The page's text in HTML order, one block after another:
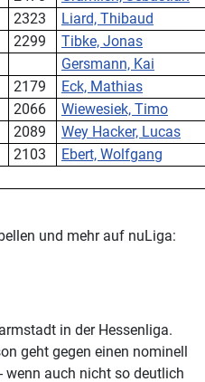
2323
Liard, Thibaud
2299
Tibke, Jonas
Gersmann, Kai
2179
Eck, Mathias
2066
Wiewesiek, Timo
2089
Wey Hacker, Lucas
2103
Ebert, Wolfgang
und mehr auf nuLiga:
in der Hessenliga.
geht gegen einen nominell
wenn auch nicht so deutlich